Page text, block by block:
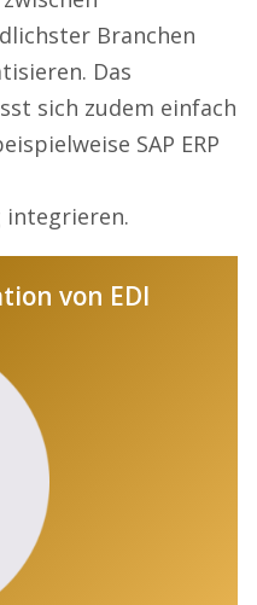
Branchen
Das
sich zudem einfach
SAP ERP
von EDI